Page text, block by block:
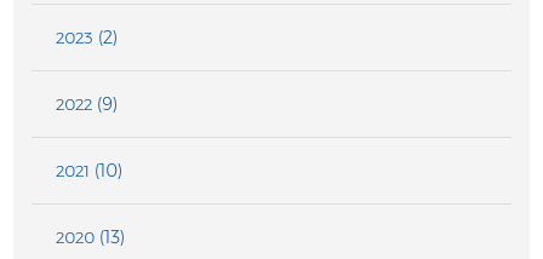
2023 (2)
2022(9)
2021 (10)
2020(13)